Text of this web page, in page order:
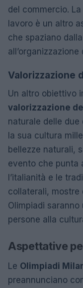
del commercio.
lavoro è un altro
che spaziano
all’organizzazione
Valorizzazione
Un altro obiettivo
valorizzazione
naturale delle
la sua cultura
bellezze naturali,
evento che punta
l’italianità e le
collaterali,
Olimpiadi saranno
persone alla
Aspettative
Le Olimpiadi
preannunciano